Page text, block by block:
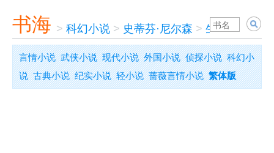
书海 > 科幻小说 > 史蒂芬·尼尔森 > 生死无疆
言情小说 武侠小说 现代小说 外国小说 侦探小说 科幻小
说 古典小说 纪实小说 轻小说 蔷薇言情小说 繁体版